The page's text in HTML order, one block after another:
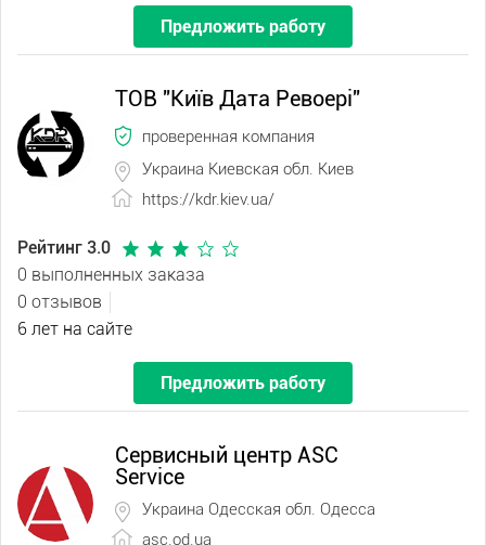
Предложить работу
ТОВ "Київ Дата Ревоері"
проверенная компания
Украина Киевская обл. Киев
https://kdr.kiev.ua/
Рейтинг 3.0
0 выполненных заказа
0 отзывов
6 лет на сайте
Предложить работу
Сервисный центр ASC
Service
Украина Одесская обл. Одесса
asc.od.ua